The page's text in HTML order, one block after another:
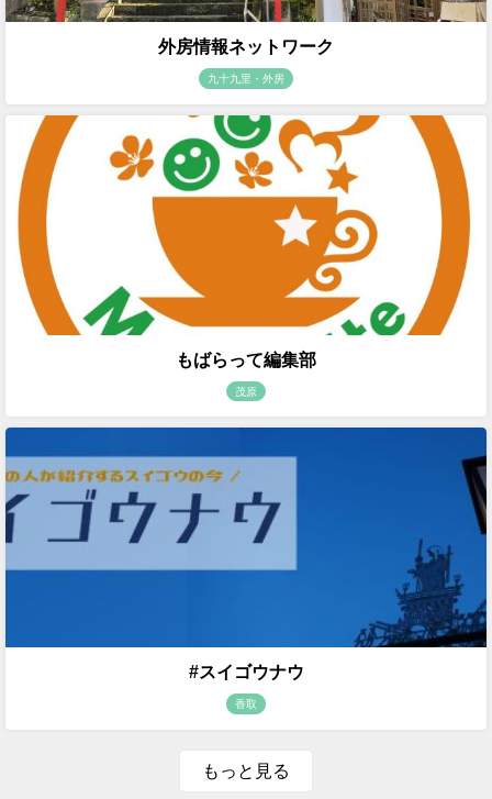
外房情報ネットワーク
九十九里・外房
もばらって編集部
茂原
#スイゴウナウ
香取
もっと見る